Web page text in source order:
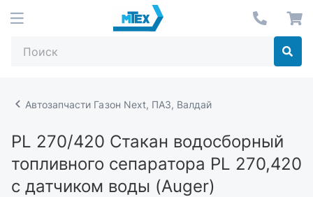
Автозапчасти Газон Next, ПАЗ, Валдай
PL 270/420 Стакан водосборный
топливного сепаратора PL 270,420
с датчиком воды (Auger)